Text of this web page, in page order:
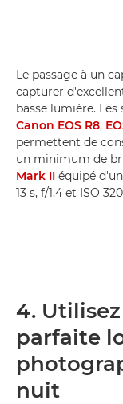
Le passage à un
capturer
basse lumière.
Canon EOS R8,
permettent de
un minimum de
Mark II équipé
13 s, f/1,4 et ISO
4.
parfaite
nuit